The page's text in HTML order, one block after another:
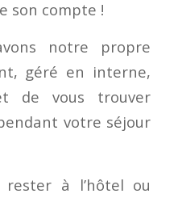
son compte !
notre propre
géré en interne,
de vous trouver
votre séjour
rester à l’hôtel ou